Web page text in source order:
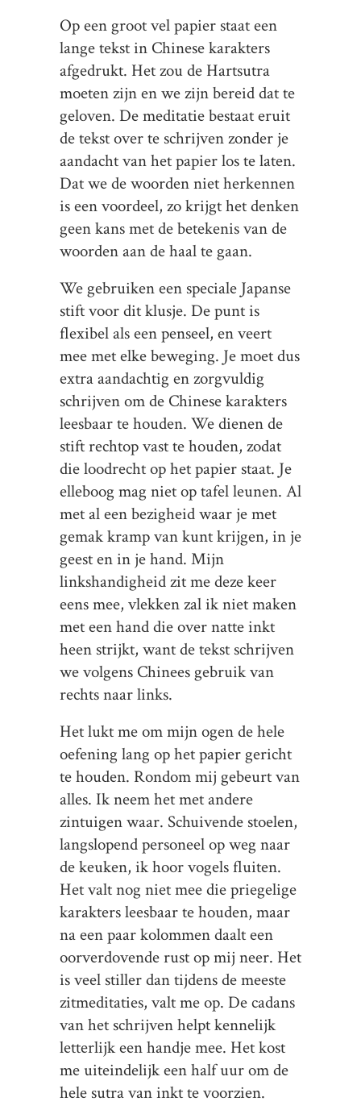
Op een groot vel papier staat een
lange tekst in Chinese karakters
afgedrukt. Het zou de Hartsutra
moeten zijn en we zijn bereid dat te
geloven. De meditatie bestaat eruit
de tekst over te schrijven zonder je
aandacht van het papier los te laten.
Dat we de woorden niet herkennen
is een voordeel, zo krijgt het denken
geen kans met de betekenis van de
woorden aan de haal te gaan.
We gebruiken een speciale Japanse
stift voor dit klusje. De punt is
flexibel als een penseel, en veert
mee met elke beweging. Je moet dus
extra aandachtig en zorgvuldig
schrijven om de Chinese karakters
leesbaar te houden. We dienen de
stift rechtop vast te houden, zodat
die loodrecht op het papier staat. Je
elleboog mag niet op tafel leunen. Al
met al een bezigheid waar je met
gemak kramp van kunt krijgen, in je
geest en in je hand. Mijn
linkshandigheid zit me deze keer
eens mee, vlekken zal ik niet maken
met een hand die over natte inkt
heen strijkt, want de tekst schrijven
we volgens Chinees gebruik van
rechts naar links.
Het lukt me om mijn ogen de hele
oefening lang op het papier gericht
te houden. Rondom mij gebeurt van
alles. Ik neem het met andere
zintuigen waar. Schuivende stoelen,
langslopend personeel op weg naar
de keuken, ik hoor vogels fluiten.
Het valt nog niet mee die priegelige
karakters leesbaar te houden, maar
na een paar kolommen daalt een
oorverdovende rust op mij neer. Het
is veel stiller dan tijdens de meeste
zitmeditaties, valt me op. De cadans
van het schrijven helpt kennelijk
letterlijk een handje mee. Het kost
me uiteindelijk een half uur om de
hele sutra van inkt te voorzien.